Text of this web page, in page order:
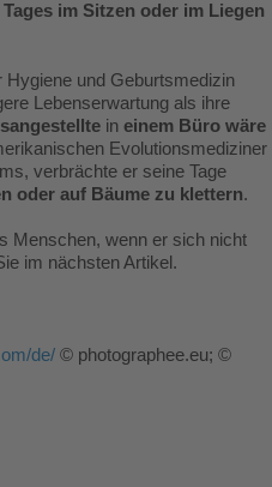
im Sitzen oder im Liegen
und Geburtsmedizin
Lebenserwartung als ihre
in einem Büro wäre
Evolutionsmediziner
verbrächte er seine Tage
oder auf Bäume zu klettern.
Menschen, wenn er sich nicht
im nächsten Artikel.
de/ © photographee.eu; ©